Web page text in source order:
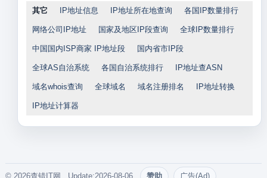
其它
IP地址信息 IP地址所在地查询 各国IP数量排行
网络公司IP地址 国家及地区IP段查询 全球IP数量排行
中国国内ISP商家 IP地址段 国内省市IP段
全球AS自治系统 各国自治系统排行 IP地址查ASN
域名whois查询 全球域名 域名注册排名 IP地址转换
IP地址计算器
© 2026查错IT网. Update:2026-08-06 赞助 广告(Ad)